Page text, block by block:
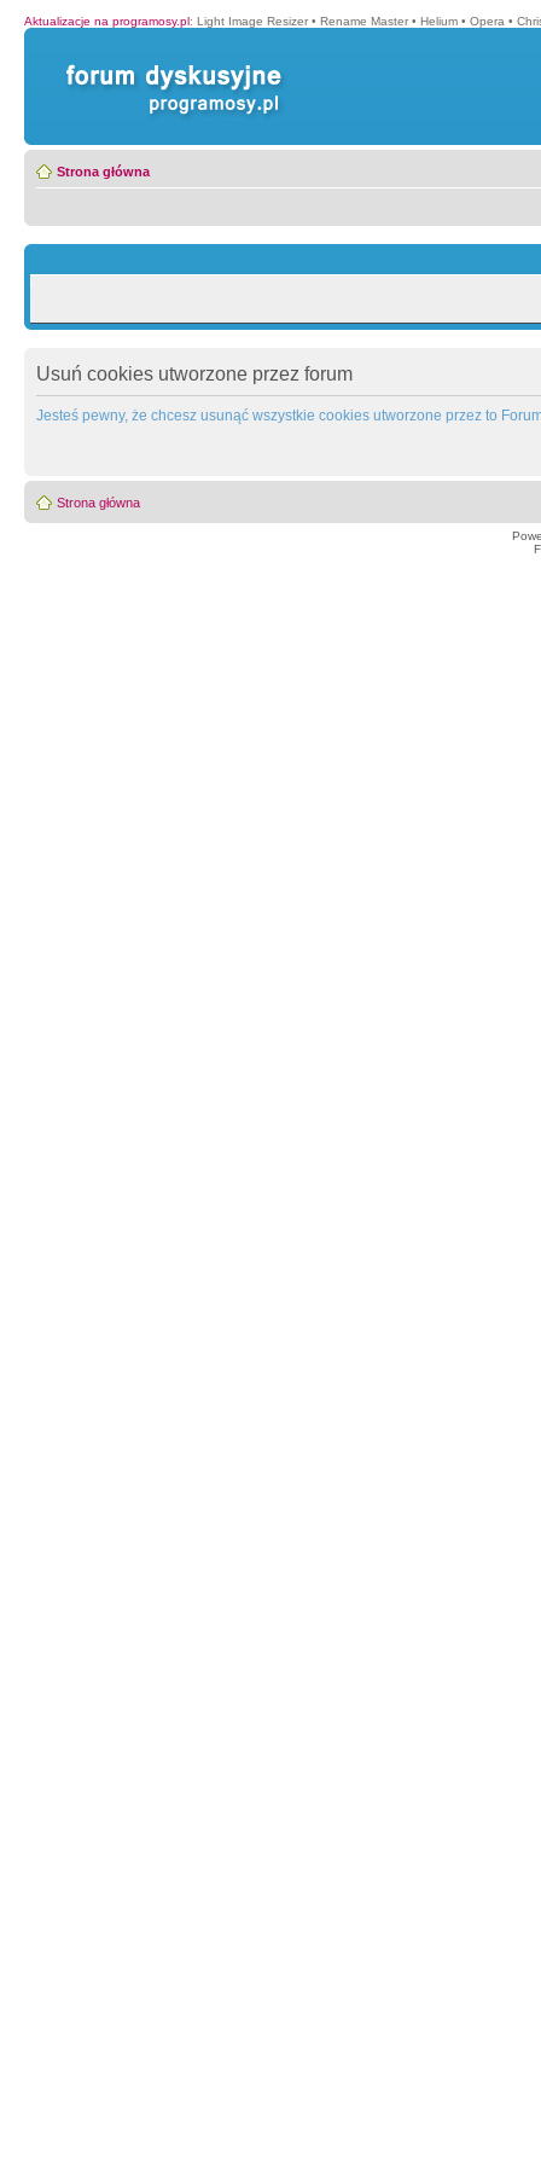
Aktualizacje na programosy.pl: Light Image Resizer • Rename Master • Helium • Opera •
Strona główna
Usuń cookies utworzone przez forum
Jesteś pewny, że chcesz usunąć wszystkie cookies utworzone przez to
Strona główna